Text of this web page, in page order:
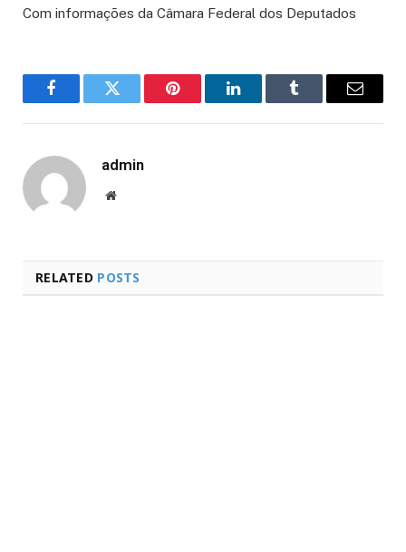
Com informações da Câmara Federal dos Deputados
FacebookTwitter Pinterest LinkedInTumblr Email
admin
Website
RELATED POSTS